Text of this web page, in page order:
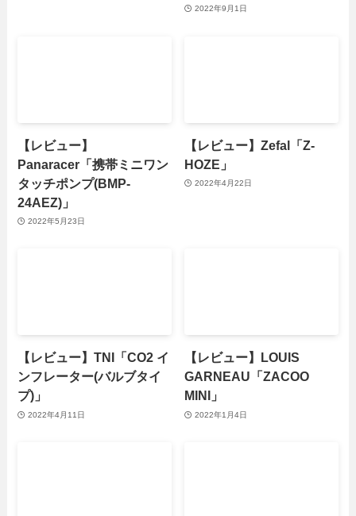
2022年9月1日
【レビュー】
Panaracer「携帯ミニワン
タッチポンプ(BMP-
24AEZ)」
2022年5月23日
【レビュー】Zefal「Z-
HOZE」
2022年4月22日
【レビュー】TNI「CO2 イ
ンフレーター(バルブタイ
プ)」
2022年4月11日
【レビュー】LOUIS
GARNEAU「ZACOO
MINI」
2022年1月4日